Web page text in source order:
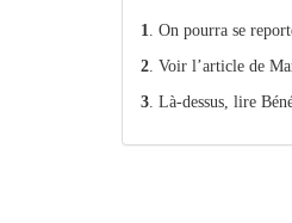
1. On pourra se
2. Voir l’article de
3. Là-dessus, lire